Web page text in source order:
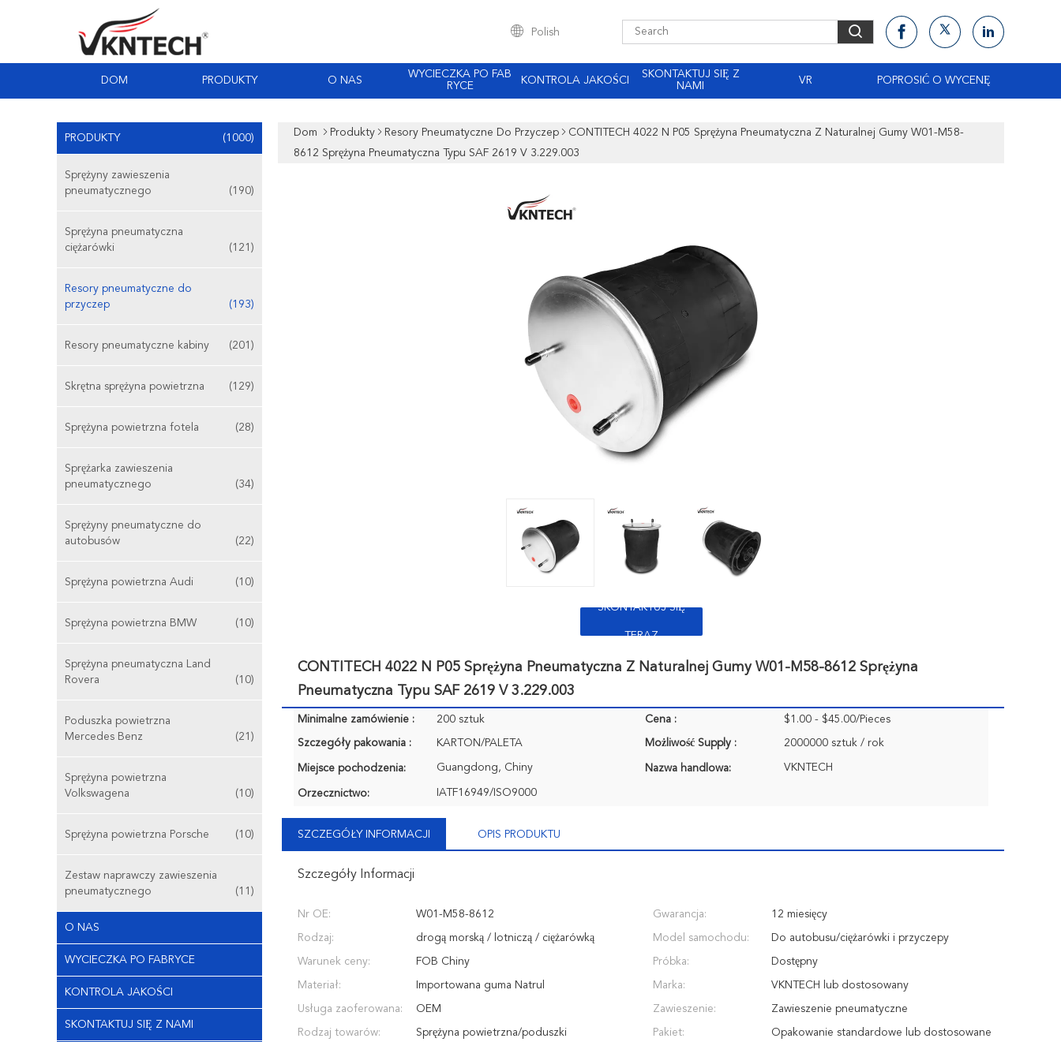
Polish
DOM PRODUKTY O NAS
WYCIECZKA PO FAB
RYCE
KONTROLA JAKOŚCI
SKONTAKTUJ SIĘ Z
NAMI
VR POPROSIĆ O WYCENĘ
PRODUKTY (1000)
Sprężyny zawieszenia
pneumatycznego
(190)
Sprężyna pneumatyczna
ciężarówki
(121)
Resory pneumatyczne do
przyczep
(193)
Resory pneumatyczne kabiny (201)
Skrętna sprężyna powietrzna (129)
Sprężyna powietrzna fotela (28)
Sprężarka zawieszenia
pneumatycznego
(34)
Sprężyny pneumatyczne do
autobusów
(22)
Sprężyna powietrzna Audi (10)
Sprężyna powietrzna BMW (10)
Sprężyna pneumatyczna Land
Rovera
(10)
Poduszka powietrzna
Mercedes Benz
(21)
Sprężyna powietrzna
Volkswagena
(10)
Sprężyna powietrzna Porsche (10)
Zestaw naprawczy zawieszenia
pneumatycznego
(11)
O NAS
WYCIECZKA PO FABRYCE
KONTROLA JAKOŚCI
SKONTAKTUJ SIĘ Z NAMI
Dom Produkty Resory Pneumatyczne Do Przyczep
CONTITECH 4022 N P05 Sprężyna Pneumatyczna Z Naturalnej Gumy W01-M58-
8612 Sprężyna Pneumatyczna Typu SAF 2619 V 3.229.003
SKONTAKTUJ SIĘ
TERAZ
CONTITECH 4022 N P05 Sprężyna Pneumatyczna Z Naturalnej Gumy W01-M58-8612 Sprężyna
Pneumatyczna Typu SAF 2619 V 3.229.003
Minimalne zamówienie : 200 sztuk Cena : $1.00 - $45.00/Pieces
Szczegóły pakowania : KARTON/PALETA Możliwość Supply : 2000000 sztuk / rok
Miejsce pochodzenia: Guangdong, Chiny Nazwa handlowa: VKNTECH
Orzecznictwo: IATF16949/ISO9000
SZCZEGÓŁY INFORMACJI OPIS PRODUKTU
Szczegóły Informacji
Nr OE: W01-M58-8612 Gwarancja: 12 miesięcy
Rodzaj: drogą morską / lotniczą / ciężarówką Model samochodu: Do autobusu/ciężarówki i przyczepy
Warunek ceny: FOB Chiny Próbka: Dostępny
Materiał: Importowana guma Natrul Marka: VKNTECH lub dostosowany
Usługa zaoferowana: OEM Zawieszenie: Zawieszenie pneumatyczne
Rodzaj towarów: Sprężyna powietrzna/poduszki Pakiet: Opakowanie standardowe lub dostosowane